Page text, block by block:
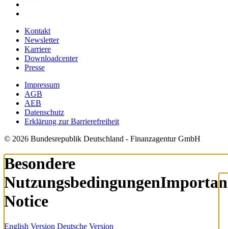
Kontakt
Newsletter
Karriere
Downloadcenter
Presse
Impressum
AGB
AEB
Datenschutz
Erklärung zur Barrierefreiheit
© 2026 Bundesrepublik Deutschland - Finanzagentur GmbH
Besondere
Nutzungsbedingungen
Notice
English Version Deutsche Version